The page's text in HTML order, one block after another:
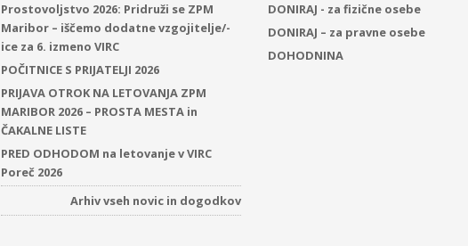
Prostovoljstvo 2026: Pridruži se ZPM
Maribor – iščemo dodatne vzgojitelje/-
ice za 6. izmeno VIRC
POČITNICE S PRIJATELJI 2026
PRIJAVA OTROK NA LETOVANJA ZPM
MARIBOR 2026 – PROSTA MESTA in
ČAKALNE LISTE
PRED ODHODOM na letovanje v VIRC
Poreč 2026
Arhiv vseh novic in dogodkov
DONIRAJ - za fizične osebe
DONIRAJ – za pravne osebe
DOHODNINA